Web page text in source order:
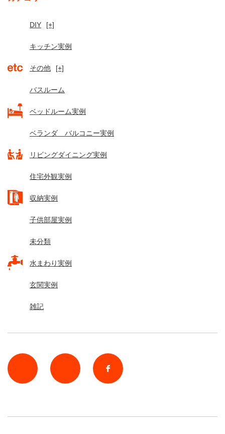
DIY [+]
キッチン実例
その他 [+]
バスルーム
ベッドルーム実例
ベランダ バルコニー実例
リビングダイニング実例
住宅外観実例
収納実例
子供部屋実例
未分類
水まわり実例
玄関実例
雑記
Twitter